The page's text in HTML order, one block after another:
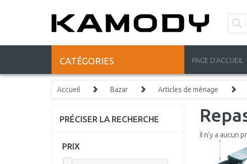
CATÉGORIES PAGE D'ACCUEIL
Accueil Bazar Articles de ménage
Il n’y a aucun
PRÉCISER LA RECHERCHE
PRIX